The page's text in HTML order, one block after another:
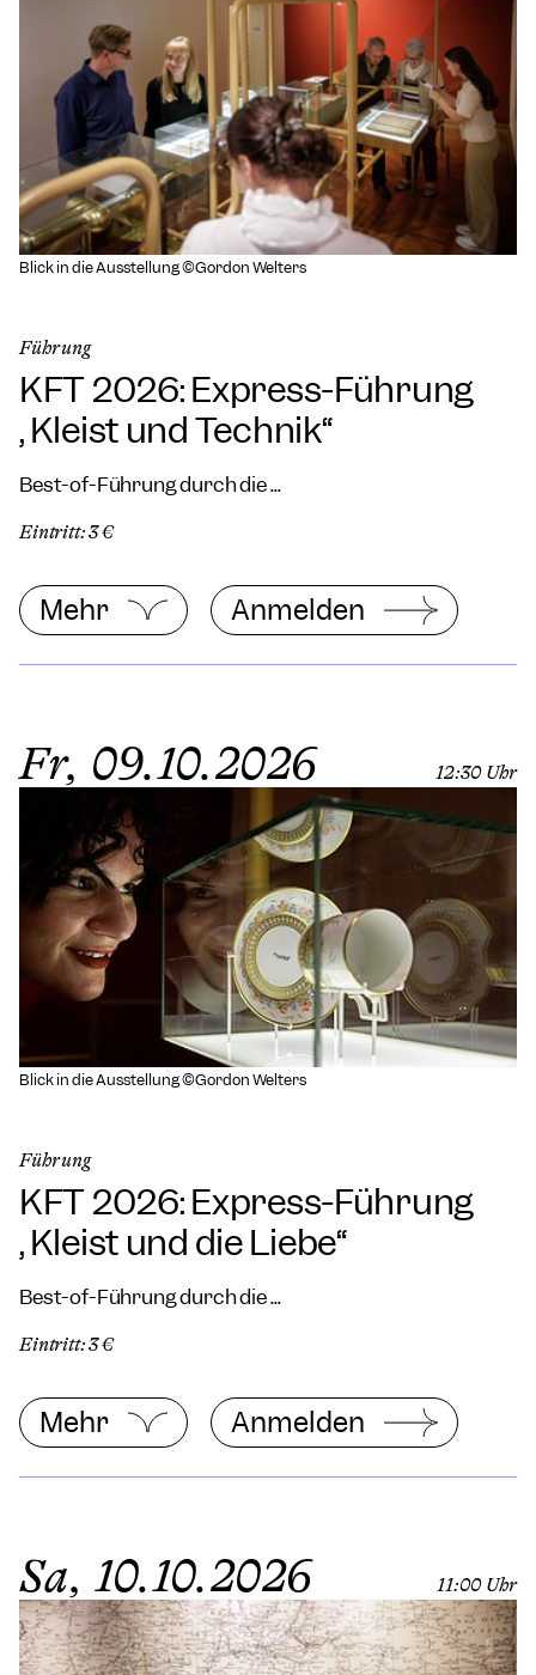
Blick in die Ausstellung ©Gordon Welters
Führung
KFT 2026: Express-Führung
„Kleist und Technik“
Best-of-Führung durch die ...
Eintritt: 3 €
Mehr Anmelden
Fr, 09.10.2026 12:30 Uhr
Blick in die Ausstellung ©Gordon Welters
Führung
KFT 2026: Express-Führung
„Kleist und die Liebe“
Best-of-Führung durch die ...
Eintritt: 3 €
Mehr Anmelden
Sa, 10.10.2026 11:00 Uhr